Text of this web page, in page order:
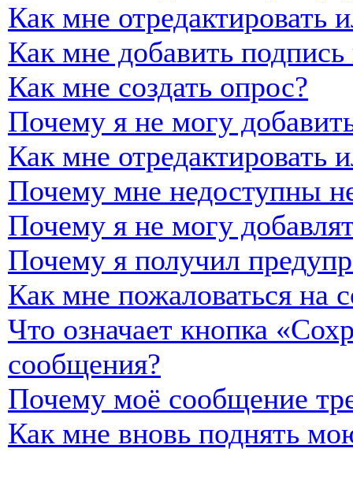
Как мне отредактировать
Как мне добавить
Как мне создать опрос?
Почему я не могу
Как мне отредактировать
Почему мне недоступны
Почему я не могу
Почему я получил
Как мне пожаловаться на
Что означает кнопка
сообщения?
Почему моё сообщение
Как мне вновь поднять